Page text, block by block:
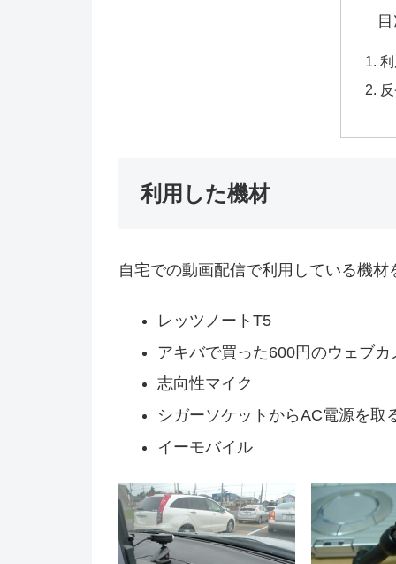
利用した機材
自宅での動画配信で利用している機
レッツノートT5
アキバで買った600円のウェブカ
志向性マイク
シガーソケットからAC電源を取
イーモバイル